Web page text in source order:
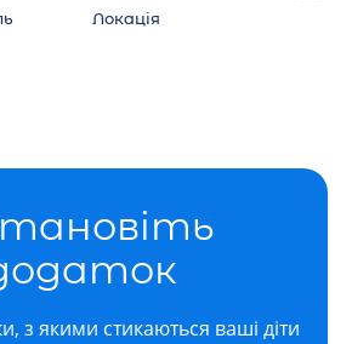
Локація
з якими стикаються ваші діти